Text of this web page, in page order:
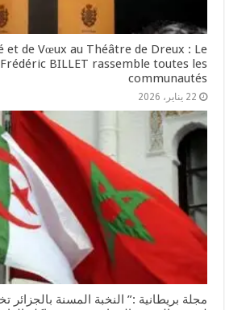
et de Vœux au Théâtre de Dreux : Le
BILLET rassemble toutes les
communautés
22 يناير، 2026
مجلة بريطانية :” النخبة المسنة بالجزائر